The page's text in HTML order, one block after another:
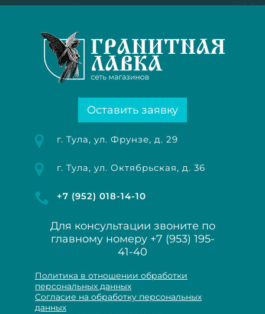
Оставить заявку
г. Тула, ул. Фрунзе, д. 29
г. Тула, ул. Октябрьская, д. 36
+7 (952) 018-14-10
Для консультации звоните по
главному номеру +7 (953) 195-
41-40
Политика в отношении обработки
персональных данных
Согласие на обработку персональных
данных